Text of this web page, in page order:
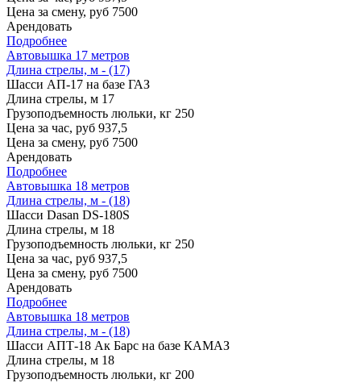
Цена за смену, руб 7500
Арендовать
Подробнее
Автовышка 17 метров
Длина стрелы, м - (17)
Шасси АП-17 на базе ГАЗ
Длина стрелы, м 17
Грузоподъемность люльки, кг 250
Цена за час, руб 937,5
Цена за смену, руб 7500
Арендовать
Подробнее
Автовышка 18 метров
Длина стрелы, м - (18)
Шасси Dasan DS-180S
Длина стрелы, м 18
Грузоподъемность люльки, кг 250
Цена за час, руб 937,5
Цена за смену, руб 7500
Арендовать
Подробнее
Автовышка 18 метров
Длина стрелы, м - (18)
Шасси АПТ-18 Ак Барс на базе КАМАЗ
Длина стрелы, м 18
Грузоподъемность люльки, кг 200